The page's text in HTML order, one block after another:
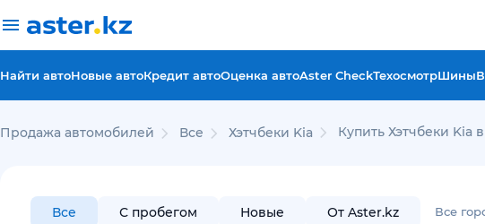
Найти автоНовые автоКредит автоОценка автоAster CheckТехосмотрШины
Продажа автомобилей Все Хэтчбеки Kia Купить Хэтчбеки Kia
Все С пробегом Новые От Aster.kz Все